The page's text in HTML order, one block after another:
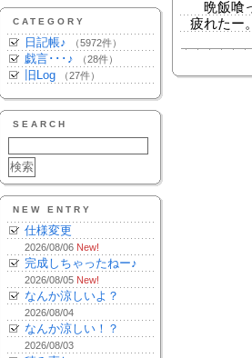
CATEGORY
日記帳♪ （5972件）
戯言･･･♪ （28件）
旧Log （27件）
SEARCH
NEW ENTRY
仕様変更
2026/08/06 New!
完成しちゃったねー♪
2026/08/05 New!
なんか涼しいよ？
2026/08/04
なんか涼しい！？
2026/08/03
晩飯喰
疲れたー